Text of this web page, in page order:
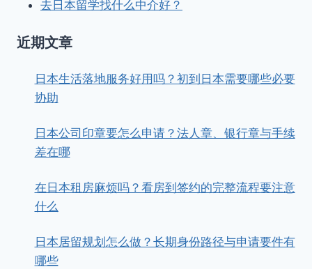
去日本留学找什么中介好？
近期文章
日本生活落地服务好用吗？初到日本需要哪些必要
协助
日本公司印章要怎么申请？法人章、银行章与手续
差在哪
在日本租房麻烦吗？看房到签约的完整流程要注意
什么
日本居留规划怎么做？长期身份路径与申请要件有
哪些